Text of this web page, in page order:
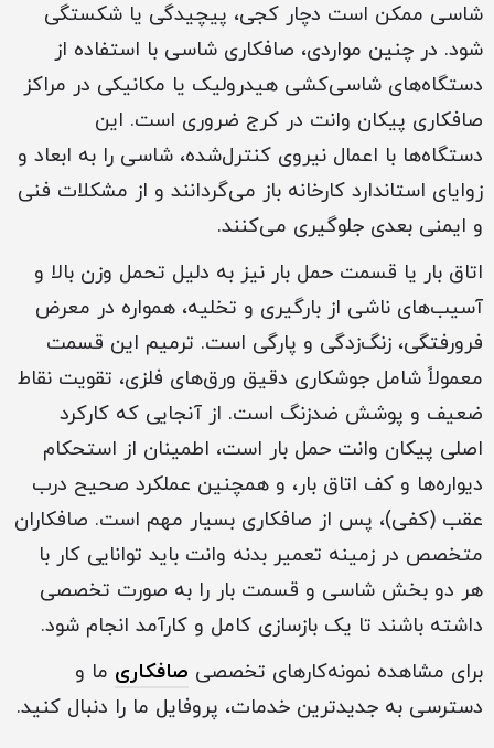
شاسی ممکن است دچار کجی، پیچیدگی یا شکستگی
شود. در چنین مواردی، صافکاری شاسی با استفاده از
دستگاه‌های شاسی‌کشی هیدرولیک یا مکانیکی در مراکز
صافکاری پیکان وانت در کرج ضروری است. این
دستگاه‌ها با اعمال نیروی کنترل‌شده، شاسی را به ابعاد و
زوایای استاندارد کارخانه باز می‌گردانند و از مشکلات فنی
و ایمنی بعدی جلوگیری می‌کنند.
اتاق بار یا قسمت حمل بار نیز به دلیل تحمل وزن بالا و
آسیب‌های ناشی از بارگیری و تخلیه، همواره در معرض
فرورفتگی، زنگ‌زدگی و پارگی است. ترمیم این قسمت
معمولاً شامل جوشکاری دقیق ورق‌های فلزی، تقویت نقاط
ضعیف و پوشش ضدزنگ است. از آنجایی که کارکرد
اصلی پیکان وانت حمل بار است، اطمینان از استحکام
دیواره‌ها و کف اتاق بار، و همچنین عملکرد صحیح درب
عقب (کفی)، پس از صافکاری بسیار مهم است. صافکاران
متخصص در زمینه تعمیر بدنه وانت باید توانایی کار با
هر دو بخش شاسی و قسمت بار را به صورت تخصصی
داشته باشند تا یک بازسازی کامل و کارآمد انجام شود.
برای مشاهده نمونه‌کارهای تخصصی صافکاری ما و
دسترسی به جدیدترین خدمات، پروفایل ما را دنبال کنید.